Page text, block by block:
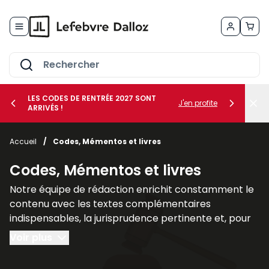
le sous-menu Vos métiers
le sous-menu Vos besoins
LES CODES DE RENTRÉE 2027 SONT
ARRIVÉS !
J'en profite
Accueil / Codes, Mémentos et livres
Codes, Mémentos et livres
Notre équipe de rédaction enrichit constamment le
contenu avec les textes complémentaires
indispensables, la jurisprudence pertinente et, pour
un nombre croissant de titres, des commentaires
explicatifs.